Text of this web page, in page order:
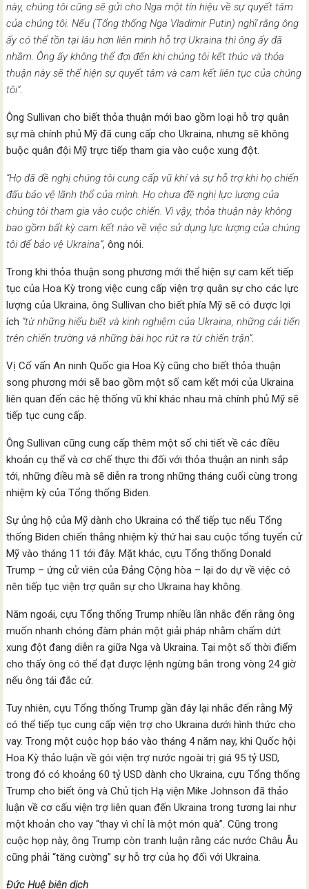
này, chúng tôi cũng sẽ gửi cho Nga một tín hiệu về sự quyết tâm
của chúng tôi. Nếu (Tổng thống Nga Vladimir Putin) nghĩ rằng ông
ấy có thể tồn tại lâu hơn liên minh hỗ trợ Ukraina thì ông ấy đã
nhầm. Ông ấy không thể đợi đến khi chúng tôi kết thúc và thỏa
thuận này sẽ thể hiện sự quyết tâm và cam kết liên tục của chúng
tôi”.
Ông Sullivan cho biết thỏa thuận mới bao gồm loại hỗ trợ quân
sự mà chính phủ Mỹ đã cung cấp cho Ukraina, nhưng sẽ không
buộc quân đội Mỹ trực tiếp tham gia vào cuộc xung đột.
“Họ đã đề nghị chúng tôi cung cấp vũ khí và sự hỗ trợ khi họ chiến
đấu bảo vệ lãnh thổ của mình. Họ chưa đề nghị lực lượng của
chúng tôi tham gia vào cuộc chiến. Vì vậy, thỏa thuận này không
bao gồm bất kỳ cam kết nào về việc sử dụng lực lượng của chúng
tôi để bảo vệ Ukraina”, ông nói.
Trong khi thỏa thuận song phương mới thể hiện sự cam kết tiếp
tục của Hoa Kỳ trong việc cung cấp viện trợ quân sự cho các lực
lượng của Ukraina, ông Sullivan cho biết phía Mỹ sẽ có được lợi
ích “từ những hiểu biết và kinh nghiệm của Ukraina, những cải tiến
trên chiến trường và những bài học rút ra từ chiến trận”.
Vị Cố vấn An ninh Quốc gia Hoa Kỳ cũng cho biết thỏa thuận
song phương mới sẽ bao gồm một số cam kết mới của Ukraina
liên quan đến các hệ thống vũ khí khác nhau mà chính phủ Mỹ sẽ
tiếp tục cung cấp.
Ông Sullivan cũng cung cấp thêm một số chi tiết về các điều
khoản cụ thể và cơ chế thực thi đối với thỏa thuận an ninh sắp
tới, những điều mà sẽ diễn ra trong những tháng cuối cùng trong
nhiệm kỳ của Tổng thống Biden.
Sự ủng hộ của Mỹ dành cho Ukraina có thể tiếp tục nếu Tổng
thống Biden chiến thắng nhiệm kỳ thứ hai sau cuộc tổng tuyển cử
Mỹ vào tháng 11 tới đây. Mặt khác, cựu Tổng thống Donald
Trump – ứng cử viên của Đảng Cộng hòa – lại do dự về việc có
nên tiếp tục viện trợ quân sự cho Ukraina hay không.
Năm ngoái, cựu Tổng thống Trump nhiều lần nhắc đến rằng ông
muốn nhanh chóng đàm phán một giải pháp nhằm chấm dứt
xung đột đang diễn ra giữa Nga và Ukraina. Tại một số thời điểm
cho thấy ông có thể đạt được lệnh ngừng bắn trong vòng 24 giờ
nếu ông tái đắc cử.
Tuy nhiên, cựu Tổng thống Trump gần đây lại nhắc đến rằng Mỹ
có thể tiếp tục cung cấp viện trợ cho Ukraina dưới hình thức cho
vay. Trong một cuộc họp báo vào tháng 4 năm nay, khi Quốc hội
Hoa Kỳ thảo luận về gói viện trợ nước ngoài trị giá 95 tỷ USD,
trong đó có khoảng 60 tỷ USD dành cho Ukraina, cựu Tổng thống
Trump cho biết ông và Chủ tịch Hạ viện Mike Johnson đã thảo
luận về cơ cấu viện trợ liên quan đến Ukraina trong tương lai như
một khoản cho vay “thay vì chỉ là một món quà”. Cũng trong
cuộc họp này, ông Trump còn tranh luận rằng các nước Châu Âu
cũng phải “tăng cường” sự hỗ trợ của họ đối với Ukraina.
Đức Huệ biên dịch